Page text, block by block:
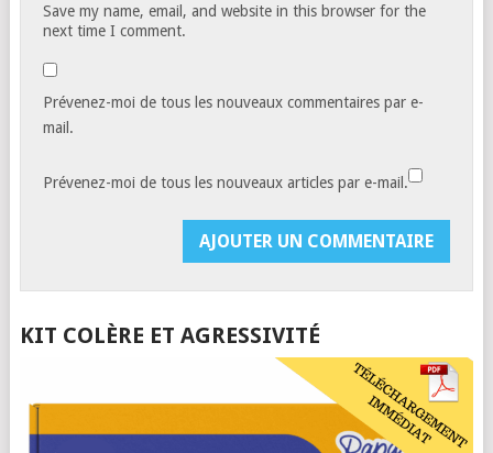
Save my name, email, and website in this browser for the
next time I comment.
Prévenez-moi de tous les nouveaux commentaires par e-
mail.
Prévenez-moi de tous les nouveaux articles par e-mail.
KIT COLÈRE ET AGRESSIVITÉ